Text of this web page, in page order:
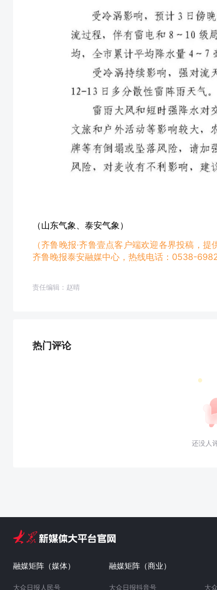
（山东气象、泰安气象）
（齐鲁晚报·齐鲁壹点客户端欢迎各界投稿，
齐鲁晚报泰安融媒中心，热线电话：0538-
责任编辑：赵晴
热门评论
还没人
融媒矩阵（媒体）
大众日报人民号
融媒矩阵（商业）
大众日报抖音号 大